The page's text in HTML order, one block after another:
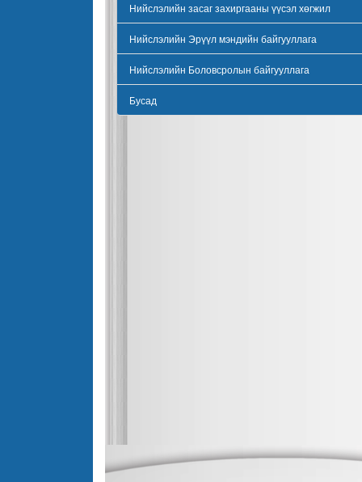
Нийслэлийн засаг захиргааны үүсэл хөгжил
Нийслэлийн Эрүүл мэндийн байгууллага
Нийслэлийн Боловсролын байгууллага
Бусад